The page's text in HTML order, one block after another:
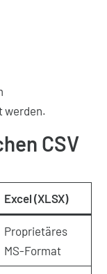
werden.
CSV
Excel (XLSX)
Proprietäres
MS-Format